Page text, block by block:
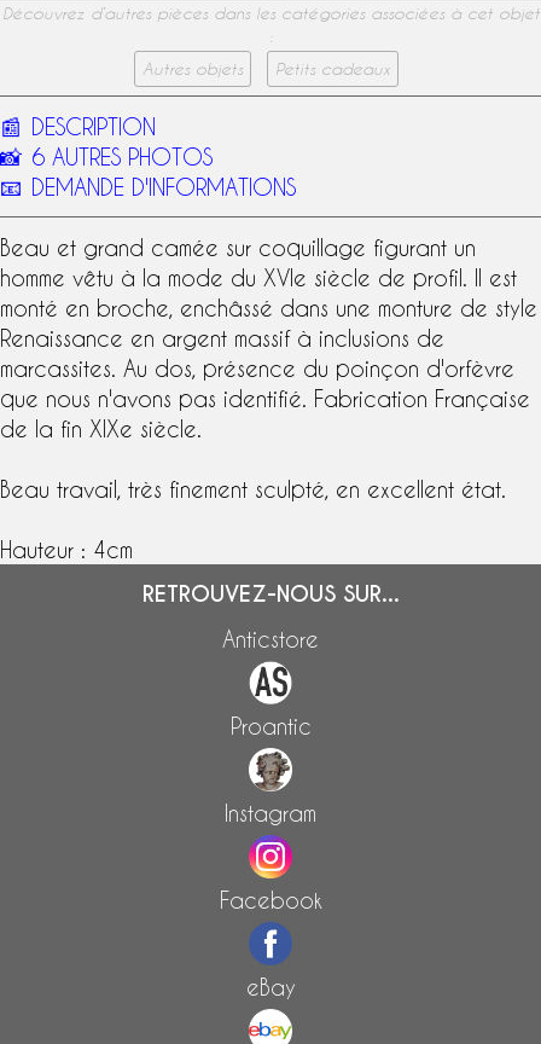
Découvrez d’autres pièces dans les catégories associées à cet objet
:
Autres objets
Petits cadeaux
📰 DESCRIPTION
📸 6 AUTRES PHOTOS
📧 DEMANDE D'INFORMATIONS
Beau et grand camée sur coquillage figurant un
homme vêtu à la mode du XVIe siècle de profil. Il est
monté en broche, enchâssé dans une monture de style
Renaissance en argent massifà inclusions de
marcassites. Au dos, présence du poinçon d'orfèvre
que nous n'avons pas identifié. Fabrication Française
de la fin XIXe siècle
Beau travail, très finement sculpté, en excellent état.
Hauteur : 4cm
RETROUVEZ-NOUS SUR...
Anticstore
Proantic
Instagram
Facebook
eBay